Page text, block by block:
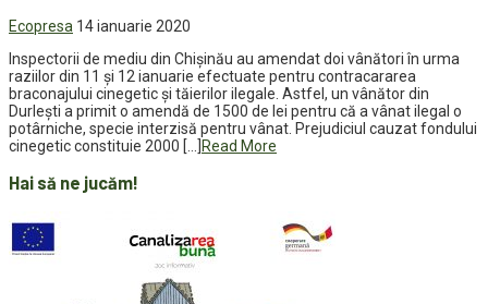
Ecopresa 14 ianuarie 2020
Inspectorii de mediu din Chișinău au amendat doi vânători în urma
raziilor din 11 și 12 ianuarie efectuate pentru contracararea
braconajului cinegetic și tăierilor ilegale. Astfel, un vânător din
Durlești a primit o amendă de 1500 de lei pentru că a vânat ilegal o
potârniche, specie interzisă pentru vânat. Prejudiciul cauzat fondului
cinegetic constituie 2000 […]
Read More
Hai să ne jucăm!